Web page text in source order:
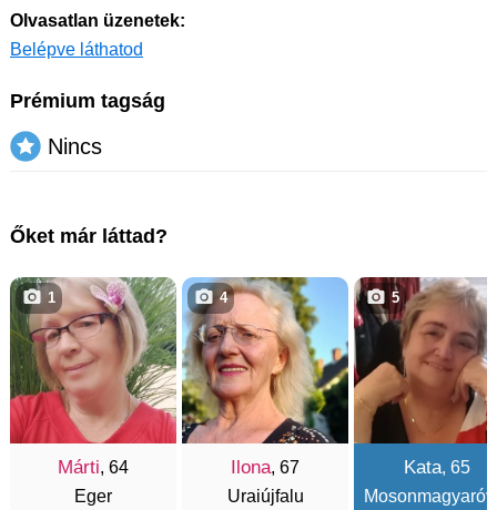
Olvasatlan üzenetek:
Belépve láthatod
Prémium tagság
Nincs
Őket már láttad?
Márti, 64
Eger
1
Ilona, 67
Uraiújfalu
4
Kata, 65
5